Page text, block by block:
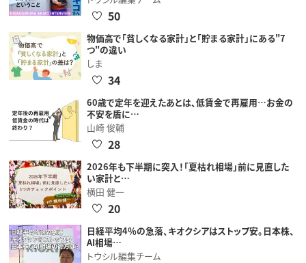
50
物価高で「貧しくなる家計」と「貯まる家計」にある"7
つ"の違い
しま
34
60歳で定年を迎えたあとは、低賃金で再雇用…お金の
不安を盾に…
山崎 俊輔
28
2026年も下半期に突入！「夏枯れ相場」前に見直した
い家計と…
横田 健一
20
日経平均4％の急落、キオクシアはストップ安。日本株、
AI相場…
トウシル編集チーム